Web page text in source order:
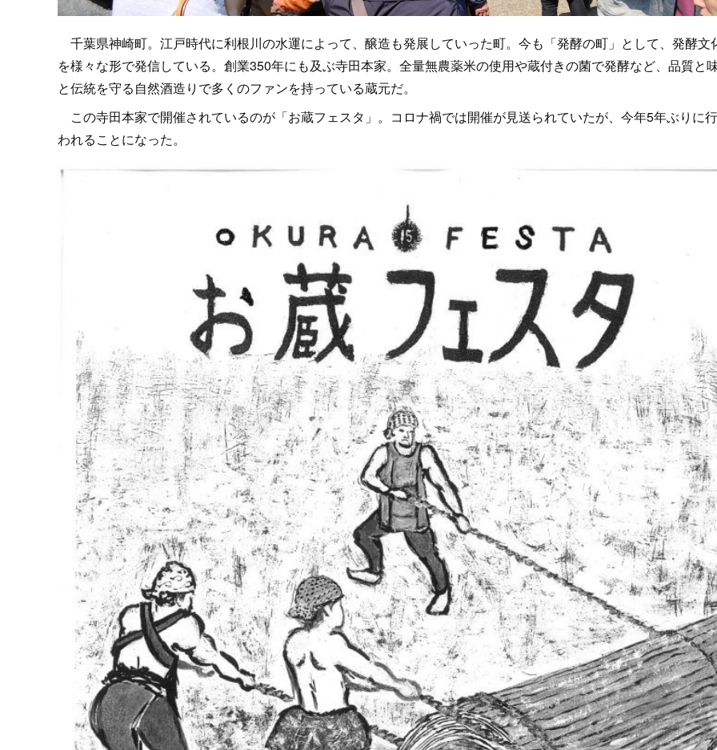
千葉県神崎町。江戸時代に利根川の水運によって、醸造も発展していった町。今も「発酵の町」として、発酵文
を様々な形で発信している。創業350年にも及ぶ寺田本家。全量無農薬米の使用や蔵付きの菌で発酵など、品質と
と伝統を守る自然酒造りで多くのファンを持っている蔵元だ。
この寺田本家で開催されているのが「お蔵フェスタ」。コロナ禍では開催が見送られていたが、今年5年ぶりに行
われることになった。